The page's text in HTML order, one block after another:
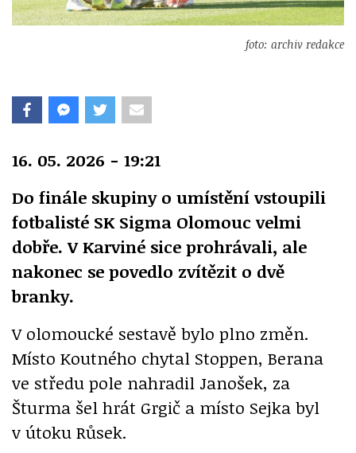
foto: archiv redakce
16. 05. 2026 - 19:21
Do finále skupiny o umístění vstoupili
fotbalisté SK Sigma Olomouc velmi
dobře. V Karviné sice prohrávali, ale
nakonec se povedlo zvítězit o dvě
branky.
V olomoucké sestavě bylo plno změn.
Místo Koutného chytal Stoppen, Berana
ve středu pole nahradil Janošek, za
Šturma šel hrát Grgič a místo Sejka byl
v útoku Růsek.